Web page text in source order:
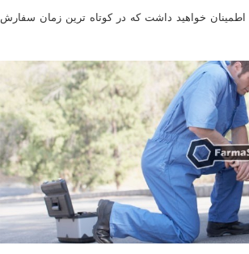
اطمینان خواهید داشت که در کوتاه ترین زمان سفارش